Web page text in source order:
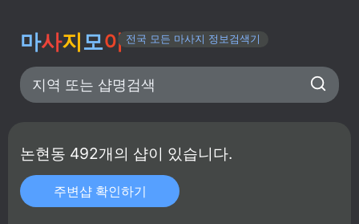
마사지모아 전국 모든 마사지 정보검색기
지역 또는 샵명검색
논현동 492개의 샵이 있습니다.
주변샵 확인하기